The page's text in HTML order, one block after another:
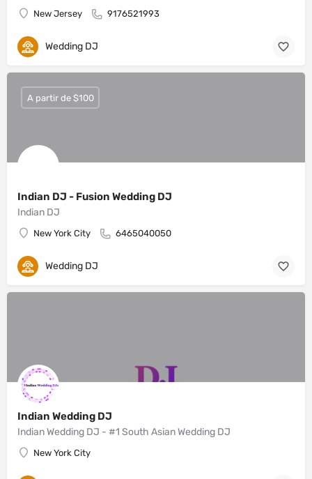
New Jersey 9176521993
Wedding DJ
Indian DJ - Fusion Wedding DJ
Indian DJ
New York City 6465040050
A partir de $100
Wedding DJ
Indian Wedding DJ
Indian Wedding DJ - #1 South Asian Wedding DJ
New York City